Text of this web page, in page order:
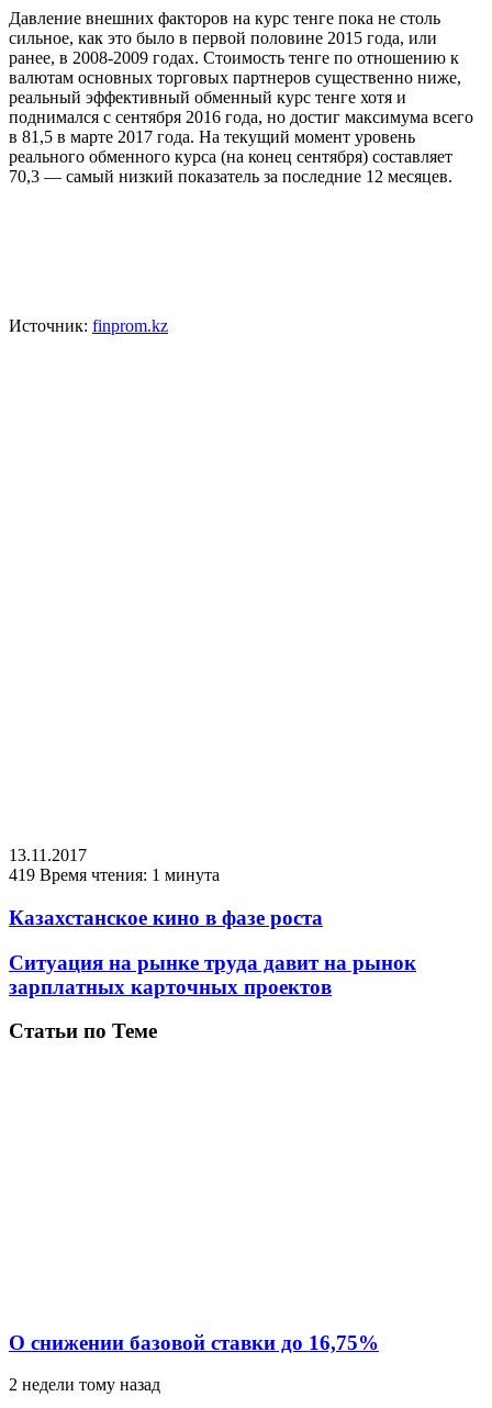
Давление внешних факторов на курс тенге пока не столь
сильное, как это было в первой половине 2015 года, или
ранее, в 2008-2009 годах. Стоимость тенге по отношению к
валютам основных торговых партнеров существенно ниже,
реальный эффективный обменный курс тенге хотя и
поднимался с сентября 2016 года, но достиг максимума всего
в 81,5 в марте 2017 года. На текущий момент уровень
реального обменного курса (на конец сентября) составляет
70,3 — самый низкий показатель за последние 12 месяцев.
Источник: finprom.kz
13.11.2017
419 Время чтения: 1 минута
Казахстанское кино в фазе роста
Ситуация на рынке труда давит на рынок
зарплатных карточных проектов
Статьи по Теме
О снижении базовой ставки до 16,75%
2 недели тому назад